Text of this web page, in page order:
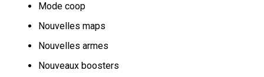
Mode coop
Nouvelles maps
Nouvelles armes
Nouveaux boosters